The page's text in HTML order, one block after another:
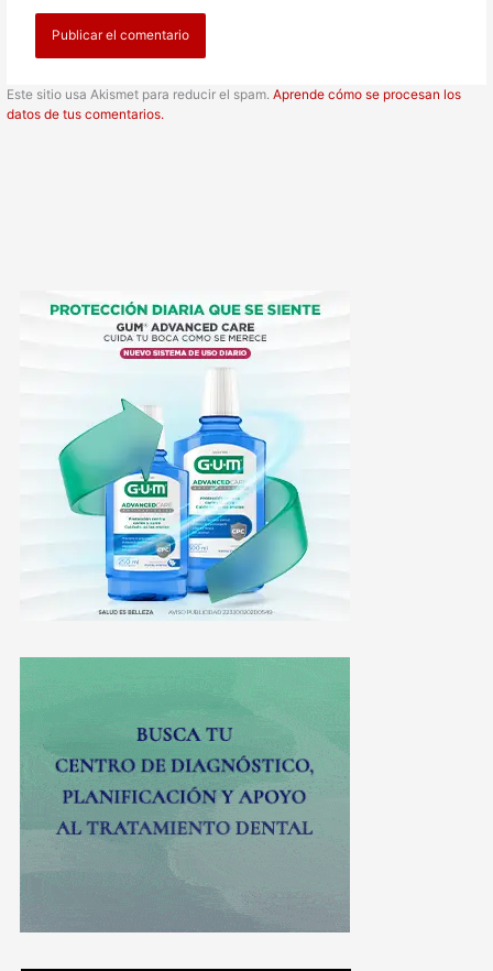
Este sitio usa Akismet para reducir el spam.Aprende cómo se procesan los
datos de tus comentarios.